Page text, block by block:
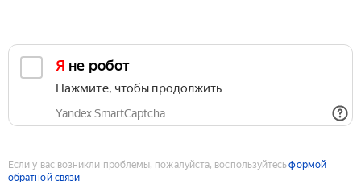
Я не робот
Нажмите, чтобы продолжить
Yandex SmartCaptcha
Если у вас возникли проблемы, пожалуйста, воспользуйтесьформой
обратной связи